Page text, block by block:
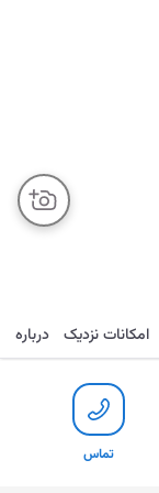
تماس
امکانات نزدیک درباره
تماس